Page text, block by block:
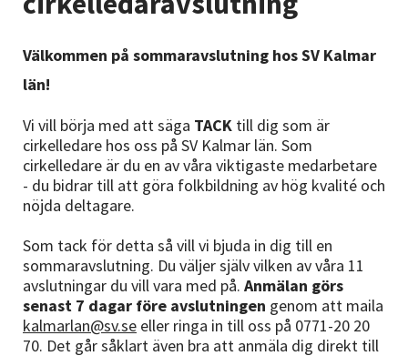
Nyheter
Avdelningar
Lyssna
Välkommen på sommaravslutning hos SV Kalmar
län!
Vi vill börja med att säga TACK till dig som är
cirkelledare hos oss på SV Kalmar län. Som
cirkelledare är du en av våra viktigaste medarbetare
- du bidrar till att göra folkbildning av hög kvalité och
nöjda deltagare.
Som tack för detta så vill vi bjuda in dig till en
sommaravslutning. Du väljer själv vilken av våra 11
avslutningar du vill vara med på. Anmälan görs
senast 7 dagar före avslutningen genom att maila
kalmarlan@sv.se eller ringa in till oss på 0771-20 20
70. Det går såklart även bra att anmäla dig direkt till